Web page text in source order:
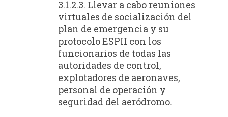
3.1.2.3. Llevar a cabo reuniones
virtuales de socialización del
plan de emergencia y su
protocolo ESPII con los
funcionarios de todas las
autoridades de control,
explotadores de aeronaves,
personal de operación y
seguridad del aeródromo.